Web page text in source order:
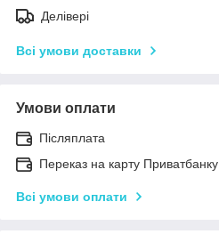
Делівері
Всі умови доставки
Умови оплати
Післяплата
Переказ на карту Приватбанку
Всі умови оплати